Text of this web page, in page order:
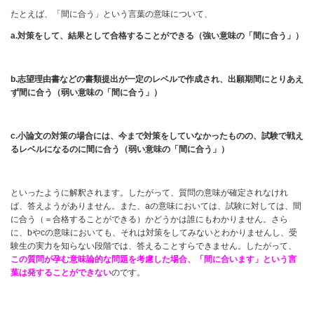
たとえば、「間に合う」という言葉の意味について、
a.対策をして、結果として合格することができる（強い意味の「間に合う」）
b.志望理由書などの書類提出が一定のレベルで作成され、出願期間にとりあえ
ず間に合う（弱い意味の「間に合う」）
c.小論文の対策の場合には、今まで対策をしていなかったものの、試験で戦え
るレベルになるのに間に合う（弱い意味の「間に合う」）
といったように解釈されます。したがって、質問の意味が確定されなけれ
ば、答えようがありません。また、aの意味においては、試験に対しては、間
に合う（＝合格することができる）かどうかは誰にもわかりません。さら
に、bやcの意味においても、それは対策をしてみないとわかりませんし、受
験生の実力を知らない段階では、答えることすらできません。したがって、
この質問が孕む意味論的な問題を考慮した場合、「間に合います」という言
葉は発することができないのです。